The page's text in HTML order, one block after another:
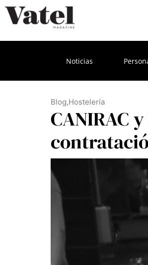
Noticias
Blog,Hostelería
CANIRAC